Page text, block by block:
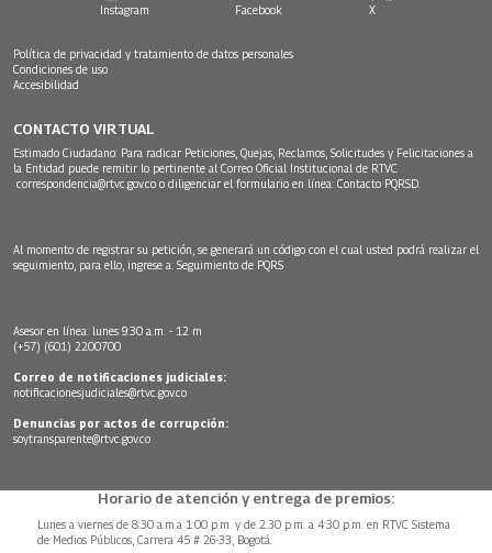
Instagram Facebook X
Política de privacidad y tratamiento de datos personales
Condiciones de uso
Accesibilidad
CONTACTO VIRTUAL
Estimado Ciudadano: Para radicar Peticiones, Quejas, Reclamos, Solicitudes y Felicitaciones a
la Entidad puede remitir lo pertinente al Correo Oficial Institucional de RTVC
correspondencia@rtvc.gov.co o diligenciar el formulario en línea: Contacto PQRSD.
Al momento de registrar su petición, se generará un código con el cual usted podrá realizar el
seguimiento, para ello, ingrese a: Seguimiento de PQRS
Asesor en línea: lunes 9:30 a.m. - 12 m
(+57) (601) 2200700
Correo de notificaciones judiciales:
notificacionesjudiciales@rtvc.gov.co
Denuncias por actos de corrupción:
soytransparente@rtvc.gov.co
Horario de atención y entrega de premios:
Lunes a viernes de 8:30 a.m.a 1:00 p.m. y de 2:30 p.m. a 4:30 p.m. en RTVC Sistema
de Medios Públicos, Carrera 45 # 26-33, Bogotá.